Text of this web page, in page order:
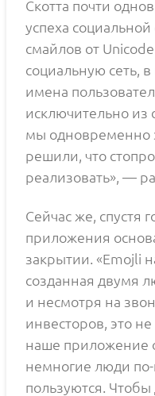
Скотта почти
успеха
смайлов от
социальную сеть,
имена
исключительно из
мы одновременно
решили, что
реализовать», —
Сейчас же, спустя
приложения
закрытии. «Emojli
созданная двумя
и несмотря на
инвесторов, это
наше приложение
немногие люди
пользуются.